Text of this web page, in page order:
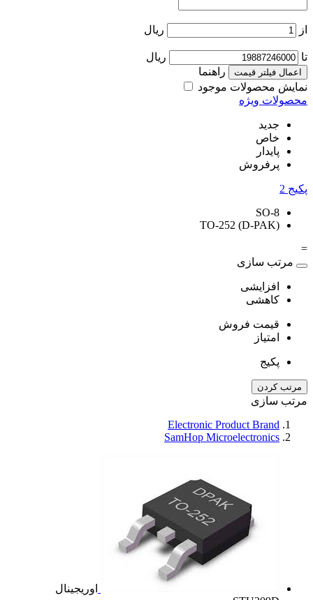
ریال
ریال
اعمال فیلتر قیمت
راهنما
محصولات موجود
ویژه
جدید
خاص
پایدار
پرفروش
2
SO-8
TO-252 (D-PAK)
مرتب سازی
افزایشی
کاهشی
قیمت فروش
امتیاز
پکیج
مرتب کردن
سازی
Electronic Product Brand
SamHop Microelectronics
اوریجینال